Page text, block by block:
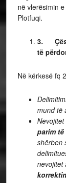
në vlerësimin
Plotfuqi.
3.
të
Në kërkesë fq
mund të
parim
shërben
nevojitet